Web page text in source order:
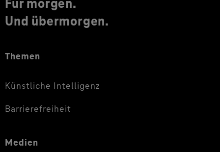
Für morgen.
Und übermorgen.
Themen
Künstliche Intelligenz
Barrierefreiheit
Medien